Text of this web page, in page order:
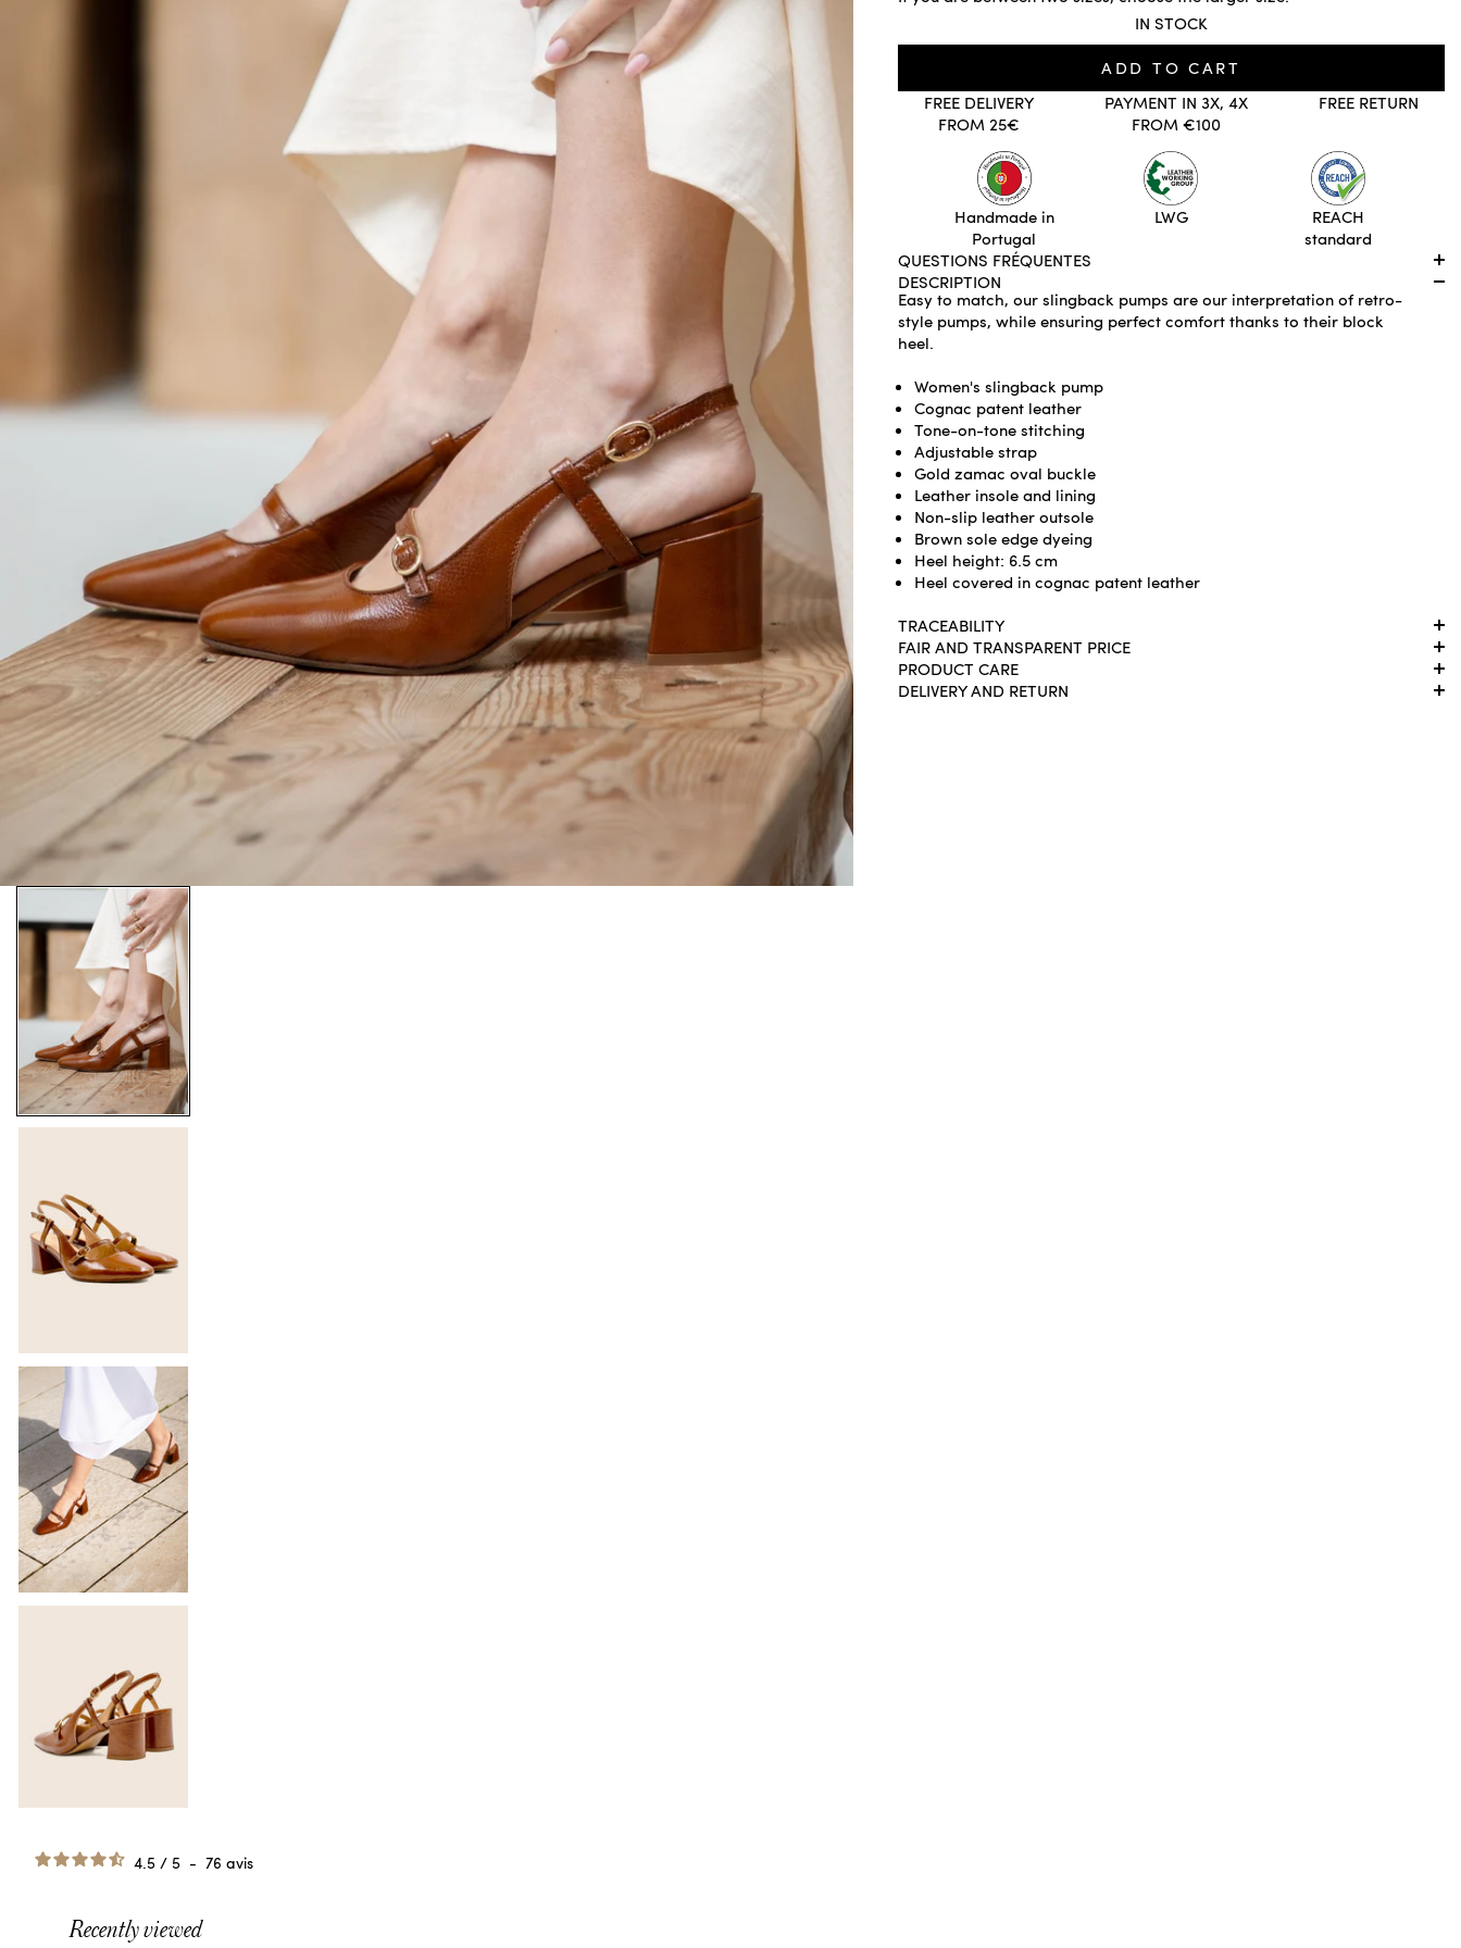
IN STOCK
ADD TO CART
FREE DELIVERY
FROM 25€
PAYMENT IN 3X, 4X
FROM €100
FREE RETURN
Handmade in
Portugal
LWG
REACH
standard
QUESTIONS FRÉQUENTES
DESCRIPTION
Easy to match, our slingback pumps are our interpretation of retro-
style pumps, while ensuring perfect comfort thanks to their block
heel.
Women's slingback pump
Cognac patent leather
Tone-on-tone stitching
Adjustable strap
Gold zamac oval buckle
Leather insole and lining
Non-slip leather outsole
Brown sole edge dyeing
Heel height: 6.5 cm
Heel covered in cognac patent leather
TRACEABILITY
FAIR AND TRANSPARENT PRICE
PRODUCT CARE
DELIVERY AND RETURN
4.5 / 5 - 76 avis
Recently viewed